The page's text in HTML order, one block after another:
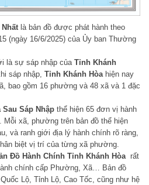
là bản đồ được phát hành theo
(ngày 16/6/2025) của Ủy ban Thường
là sự sáp nhập củaTỉnh Khánh
sáp nhập, Tỉnh Khánh Hòa hiện nay
bao gồm 16 phường và 48 xã và 1 đặc
Sáp Nhập thể hiện 65 đơn vị hành
Mỗi xã, phường trên bản đồ thể hiện
và ranh giới địa lý hành chính rõ ràng,
biệt vị trí của từng xã phường.
Đồ Hành Chính Tỉnh Khánh Hòa rất
chính cấp Phường, Xã… Bản đồ
Lộ, Tỉnh Lộ, Cao Tốc, cũng như hệ